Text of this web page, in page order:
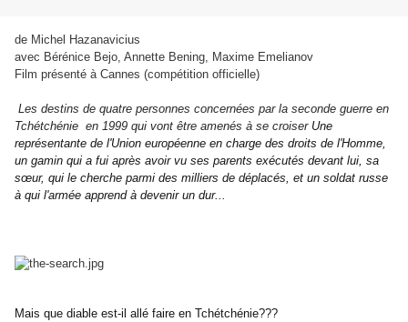
de Michel Hazanavicius
avec Bérénice Bejo, Annette Bening, Maxime Emelianov
Film présenté à Cannes (compétition officielle)
Les destins de quatre personnes concernées par la seconde guerre en
Tchétchénie en 1999 qui vont être amenés à se croiser Une
représentante de l'Union européenne en charge des droits de l'Homme,
un gamin qui a fui après avoir vu ses parents exécutés devant lui, sa
sœur, qui le cherche parmi des milliers de déplacés, et un soldat russe
à qui l'armée apprend à devenir un dur...
Mais que diable est-il allé faire en Tchétchénie???